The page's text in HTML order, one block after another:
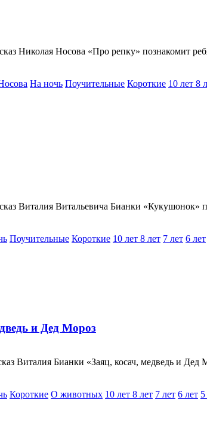
Николая Носова «Про репку» познакомит
На ночь Поучительные Короткие 10 лет 8
Виталия Витальевича Бианки «Кукушонок»
Поучительные Короткие 10 лет 8 лет 7 лет 6 лет
и Дед Мороз
Виталия Бианки «Заяц, косач, медведь и Дед
Короткие О животных 10 лет 8 лет 7 лет 6 лет 5